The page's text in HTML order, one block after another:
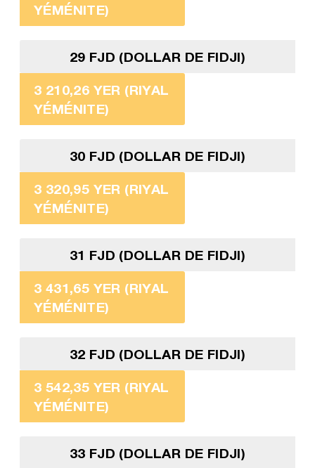
YÉMÉNITE)
29 FJD (DOLLAR DE FIDJI)
3 210,26 YER (RIYAL
YÉMÉNITE)
30 FJD (DOLLAR DE FIDJI)
3 320,95 YER (RIYAL
YÉMÉNITE)
31 FJD (DOLLAR DE FIDJI)
3 431,65 YER (RIYAL
YÉMÉNITE)
32 FJD (DOLLAR DE FIDJI)
3 542,35 YER (RIYAL
YÉMÉNITE)
33 FJD (DOLLAR DE FIDJI)